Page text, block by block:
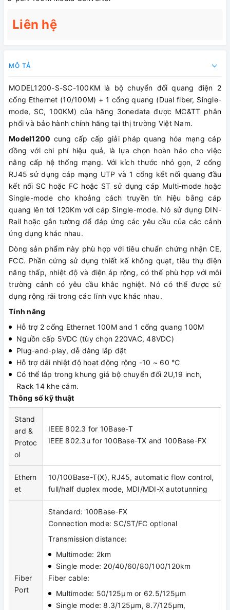
Liên hệ
MÔ TẢ
MODEL1200-S-SC-100KM là bộ chuyển đổi quang điện 2
cổng Ethernet (10/100M) + 1 cổng quang (Dual fiber, Single-
mode, SC, 100KM) của hãng 3onedata được MC&TT phân
phối và bảo hành chính hãng tại thị trường Việt Nam.
Model1200 cung cấp cấp giải pháp quang hóa mạng cáp
đồng với chi phí hiệu quả, là lựa chọn hoàn hảo cho việc
nâng cấp hệ thống mạng. Với kích thước nhỏ gọn, 2 cổng
RJ45 sử dụng cáp mạng UTP và 1 cổng kết nối quang đầu
kết nối SC hoặc FC hoặc ST sử dụng cáp Multi-mode hoặc
Single-mode cho khoảng cách truyền tín hiệu bằng cáp
quang lên tới 120Km với cáp Single-mode. Nó sử dụng DIN-
Rail hoặc gắn tường để đáp ứng các yêu cầu của các cảnh
ứng dụng khác nhau.
Dòng sản phẩm này phù hợp với tiêu chuẩn chứng nhận CE,
FCC. Phần cứng sử dụng thiết kế không quạt, tiêu thụ điện
năng thấp, nhiệt độ và điện áp rộng, có thể phù hợp với môi
trường cảnh có yêu cầu khắc nghiệt. Nó có thể được sử
dụng rộng rãi trong các lĩnh vực khác nhau.
Tính năng
Hỗ trợ 2 cổng Ethernet 100M and 1 cổng quang 100M
Nguồn cấp 5VDC (tùy chọn 220VAC, 48VDC)
Plug-and-play, dễ dàng lắp đặt
Hỗ trợ dải nhiệt độ hoạt động rộng -10 ~ 60 ℃
Có thể lắp trong khung giá bộ chuyển đổi 2U,19 inch,
Rack 14 khe cắm.
Thông số kỹ thuật
Stand
ard &
Protoc
ol
IEEE 802.3 for 10Base-T
IEEE 802.3u for 100Base-TX and 100Base-FX
Ethern
et
10/100Base-T(X), RJ45, automatic flow control,
full/half duplex mode, MDI/MDI-X autotunning
Fiber
Port
Standard: 100Base-FX
Connection mode: SC/ST/FC optional
Transmission distance:
Multimode: 2km
Single mode: 20/40/60/80/100/120km
Fiber cable:
Multimode: 50/125μm or 62.5/125μm
Single mode: 8.3/125μm, 8.7/125μm,